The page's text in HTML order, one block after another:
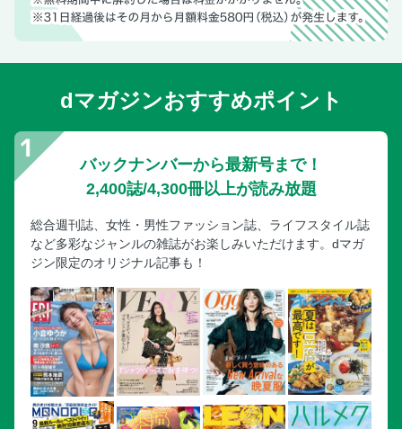
Culture 映画・美術・舞台・古典芸能
City 街 東京ネットワーク
東京つれづれ日誌（193）百草園界隈で花や緑の触れる
編集後記、次号予告
dマガジンおすすめポイント
バックナンバーから最新号まで！
2,400誌/4,300冊以上が読み放題
総合週刊誌、女性・男性ファッション誌、ライフスタイル誌
など多彩なジャンルの雑誌がお楽しみいただけます。dマガ
ジン限定のオリジナル記事も！